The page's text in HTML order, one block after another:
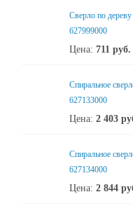
Сверло по
627999000
Цена: 711 руб.
Спиральное
627133000
Цена: 2 403
Спиральное
627134000
Цена: 2 844